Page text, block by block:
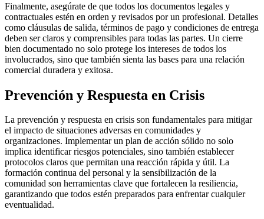
Finalmente, asegúrate de que todos los documentos legales y
contractuales estén en orden y revisados por un profesional. Detalles
como cláusulas de salida, términos de pago y condiciones de entrega
deben ser claros y comprensibles para todas las partes. Un cierre
bien documentado no solo protege los intereses de todos los
involucrados, sino que también sienta las bases para una relación
comercial duradera y exitosa.
Prevención y Respuesta en Crisis
La prevención y respuesta en crisis son fundamentales para mitigar
el impacto de situaciones adversas en comunidades y
organizaciones. Implementar un plan de acción sólido no solo
implica identificar riesgos potenciales, sino también establecer
protocolos claros que permitan una reacción rápida y útil. La
formación continua del personal y la sensibilización de la
comunidad son herramientas clave que fortalecen la resiliencia,
garantizando que todos estén preparados para enfrentar cualquier
eventualidad.